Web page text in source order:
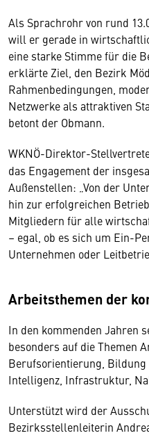
Als Sprachrohr von rund
will er gerade in
eine starke Stimme für die
erklärte Ziel, den Bezirk
Rahmenbedingungen,
Netzwerke als attraktiven
betont der Obmann.
WKNÖ-Direktor-
das Engagement der
Außenstellen: „Von der
hin zur erfolgreichen
Mitgliedern für alle
– egal, ob es sich um Ein-
Unternehmen oder
Arbeitsthemen der
In den kommenden Jahren
besonders auf die Themen
Berufsorientierung,
Intelligenz, Infrastruktur,
Unterstützt wird der
Bezirksstellenleiterin